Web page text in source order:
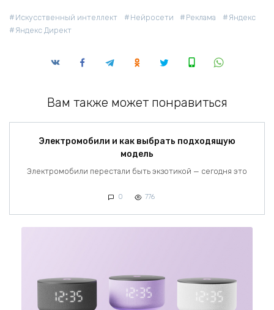
Искусственный интеллект Нейросети Реклама
Яндекс
Яндекс Директ
Вам также может понравиться
Электромобили и как выбрать подходящую
модель
Электромобили перестали быть экзотикой — сегодня это
0 776